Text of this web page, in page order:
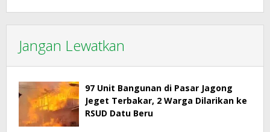
Jangan Lewatkan
97 Unit Bangunan di Pasar Jagong
Jeget Terbakar, 2 Warga Dilarikan ke
RSUD Datu Beru